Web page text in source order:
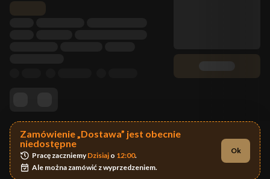
Zamówienie „Dostawa” jest obecnie
niedostępne
Pracę zaczniemy Dzisiaj o 12:00.
Ale można zamówić z wyprzedzeniem.
Ok